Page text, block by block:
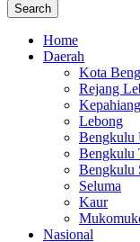
Search
Home
Daerah
Kota
Rejang
Kepahiang
Lebong
Bengkulu
Bengkulu
Bengkulu
Seluma
Kaur
Nasional